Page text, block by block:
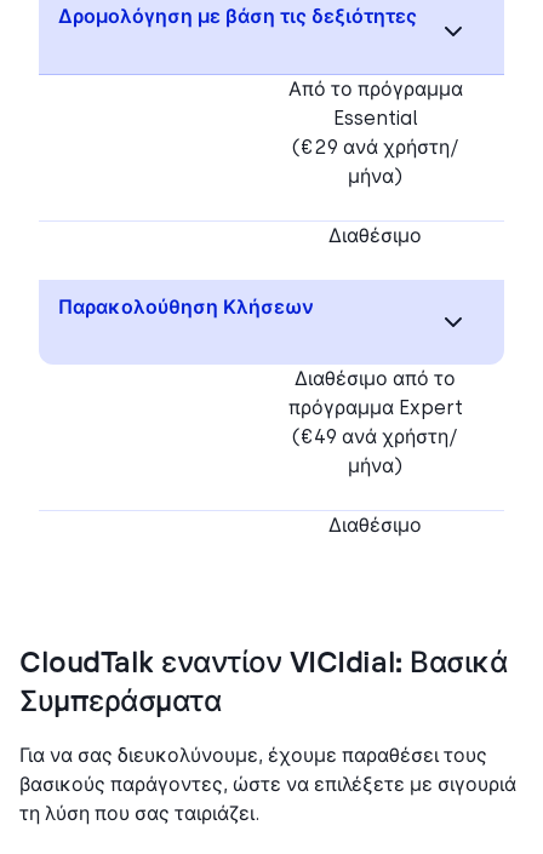
Δρομολόγηση με βάση τις δεξιότητες
Από το πρόγραμμα
Essential
(€29 ανά χρήστη/
μήνα)
Διαθέσιμο
Παρακολούθηση Κλήσεων
Διαθέσιμο από το
πρόγραμμα Expert
(€49 ανά χρήστη/
μήνα)
Διαθέσιμο
CloudTalk εναντίον VICIdial: Βασικά
Συμπεράσματα
Για να σας διευκολύνουμε, έχουμε παραθέσει τους
βασικούς παράγοντες, ώστε να επιλέξετε με σιγουριά
τη λύση που σας ταιριάζει.